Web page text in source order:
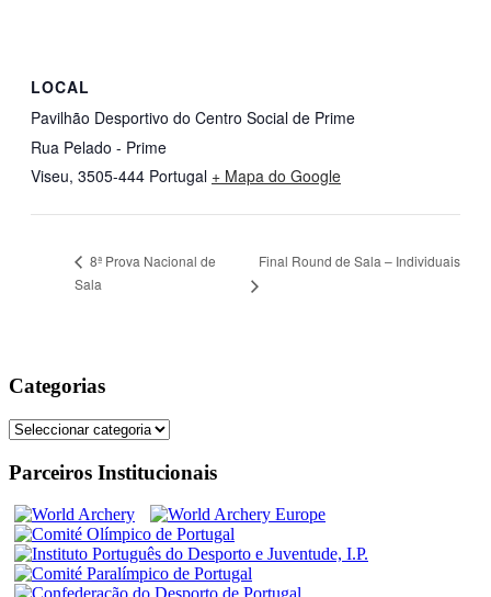
LOCAL
Pavilhão Desportivo do Centro Social de Prime
Rua Pelado - Prime
Viseu, 3505-444 Portugal + Mapa do Google
8ª Prova Nacional de
Sala
Final Round de Sala – Individuais
Categorias
Categorias
Parceiros Institucionais